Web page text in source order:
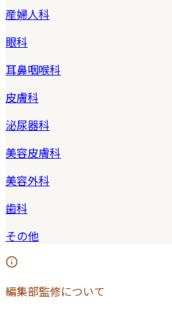
産婦人科
眼科
耳鼻咽喉科
皮膚科
泌尿器科
美容皮膚科
美容外科
歯科
その他
編集部監修について